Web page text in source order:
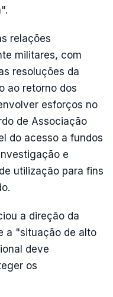
relações
militares, com
resoluções da
ao retorno dos
esforços no
de Associação
do acesso a fundos
e
utilização para fins
a direção da
a "situação de alto
deve
os